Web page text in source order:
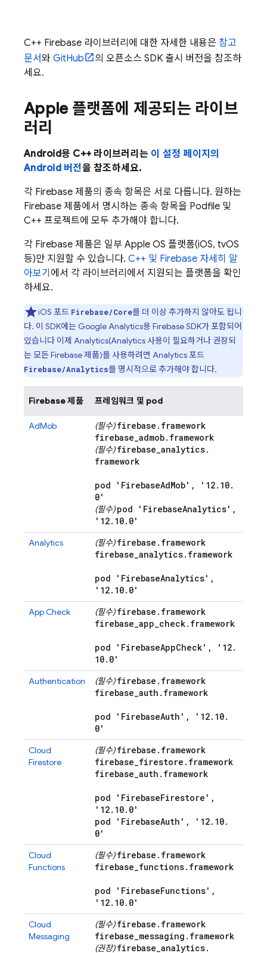
C++ Firebase 라이브러리에 대한 자세한 내용은 참고
문서와 GitHub
의 오픈소스 SDK 출시 버전을 참조하
세요.
Apple 플랫폼에 제공되는 라이브
러리
Android용 C++ 라이브러리는 이 설정 페이지의
Android 버전을 참조하세요.
각 Firebase 제품의 종속 항목은 서로 다릅니다. 원하는
Firebase 제품에서 명시하는 종속 항목을 Podfile 및
C++ 프로젝트에 모두 추가해야 합니다.
각 Firebase 제품은 일부 Apple OS 플랫폼(iOS, tvOS
등)만 지원할 수 있습니다. C++ 및 Firebase 자세히 알
아보기 에서 각 라이브러리에서 지원되는 플랫폼을 확인
하세요.
iOS 포드 Firebase/Core를 더 이상 추가하지 않아도 됩니
다. 이 SDK에는 Google Analytics용 Firebase SDK가 포함되어
있습니다 이제 Analytics(Analytics 사용이 필요하거나 권장되
는 모든 Firebase 제품)를 사용하려면 Analytics포드
Firebase/Analytics를 명시적으로 추가해야 합니다.
Firebase 제품 프레임워크 및 pod
AdMob (필수) firebase . framework
firebase_admob. framework
(필수) firebase_analytics.
framework
pod 'FirebaseAdMob' , '12. 10.
0'
(필수) pod 'FirebaseAnalytics' ,
'12. 10. 0'
Analytics (필수) firebase . framework
firebase_analytics. framework
pod 'FirebaseAnalytics' ,
'12. 10. 0'
App Check (필수) firebase . framework
firebase_app_check. framework
pod 'FirebaseAppCheck' , '12.
10. 0'
Authentication (필수) firebase . framework
firebase_auth . framework
pod 'FirebaseAuth' , '12. 10.
0'
Cloud
Firestore
(필수) firebase . framework
firebase_firestore . framework
firebase_auth . framework
pod 'FirebaseFirestore' ,
'12. 10. 0'
pod 'FirebaseAuth' , '12. 10.
0'
Cloud
Functions
(필수) firebase . framework
firebase_functions. framework
pod 'FirebaseFunctions' ,
'12. 10. 0'
Cloud
Messaging
(필수) firebase . framework
firebase_messaging . framework
(권장) firebase_analytics.